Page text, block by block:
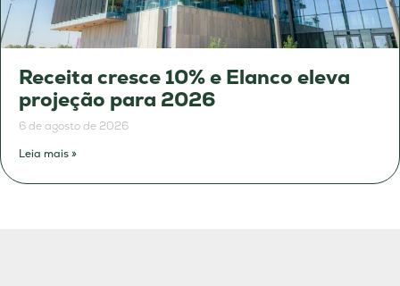
Receita cresce 10% e Elanco eleva
projeção para 2026
6 de agosto de 2026
Leia mais »